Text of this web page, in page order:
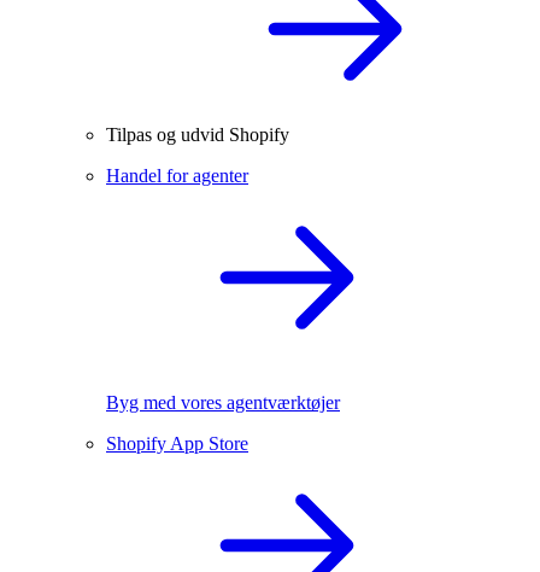
Tilpas og udvid Shopify
Handel for agenter
Byg med vores agentværktøjer
Shopify App Store